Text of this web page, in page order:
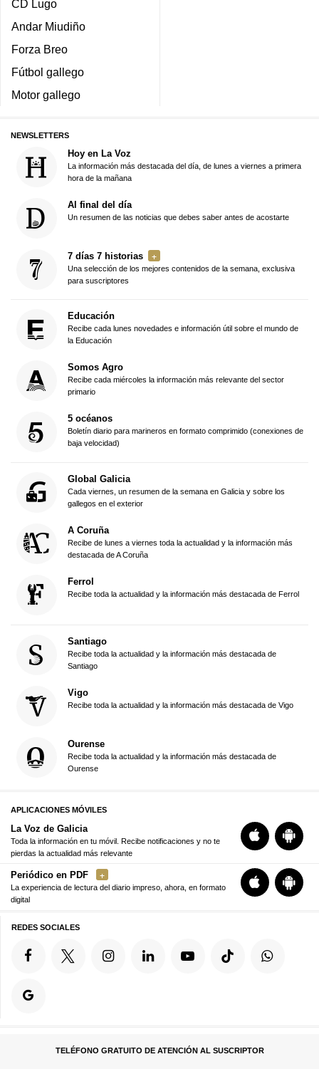
CD Lugo
Andar Miudiño
Forza Breo
Fútbol gallego
Motor gallego
NEWSLETTERS
Hoy en La Voz
La información más destacada del día, de lunes a viernes a primera
hora de la mañana
Al final del día
Un resumen de las noticias que debes saber antes de acostarte
7 días 7 historias
Una selección de los mejores contenidos de la semana, exclusiva
para suscriptores
Educación
Recibe cada lunes novedades e información útil sobre el mundo de
la Educación
Somos Agro
Recibe cada miércoles la información más relevante del sector
primario
5 océanos
Boletín diario para marineros en formato comprimido (conexiones de
baja velocidad)
Global Galicia
Cada viernes, un resumen de la semana en Galicia y sobre los
gallegos en el exterior
A Coruña
Recibe de lunes a viernes toda la actualidad y la información más
destacada de A Coruña
Ferrol
Recibe toda la actualidad y la información más destacada de Ferrol
Santiago
Recibe toda la actualidad y la información más destacada de
Santiago
Vigo
Recibe toda la actualidad y la información más destacada de Vigo
Ourense
Recibe toda la actualidad y la información más destacada de
Ourense
APLICACIONES MÓVILES
La Voz de Galicia
Toda la información en tu móvil. Recibe notificaciones y no te
pierdas la actualidad más relevante
Periódico en PDF
La experiencia de lectura del diario impreso, ahora, en formato
digital
REDES SOCIALES
TELÉFONO GRATUITO DE ATENCIÓN AL SUSCRIPTOR